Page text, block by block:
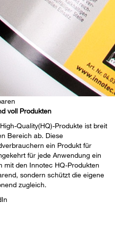
voll Produkten
Quality(HQ)-Produkte ist breit
Bereich ab. Diese
ein Produkt für
für jede Anwendung ein
mit den Innotec HQ-Produkten
sondern schützt die eigene
zugleich.